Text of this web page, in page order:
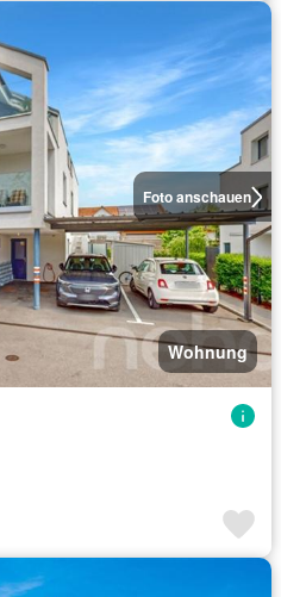
Foto anschauen
Wohnung